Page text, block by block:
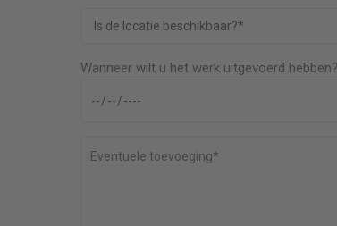
Wanneer wilt u het werk uitgevoerd hebben?